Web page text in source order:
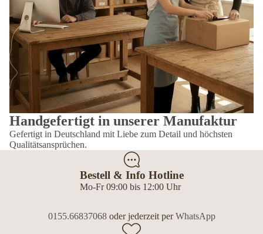
Handgefertigt in unserer Manufaktur
Gefertigt in Deutschland mit Liebe zum Detail und höchsten
Qualitätsansprüchen.
Bestell & Info Hotline
Mo-Fr 09:00 bis 12:00 Uhr
0155.66837068oder jederzeit perWhatsApp